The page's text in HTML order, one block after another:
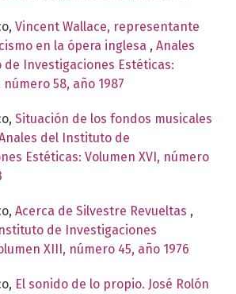
Vincent Wallace, representante
en la ópera inglesa , Anales
Investigaciones Estéticas:
número 58, año 1987
Situación de los fondos musicales
del Instituto de
Estéticas: Volumen XVI, número
Acerca de Silvestre Revueltas ,
de Investigaciones
XIII, número 45, año 1976
El sonido de lo propio. José Rolón